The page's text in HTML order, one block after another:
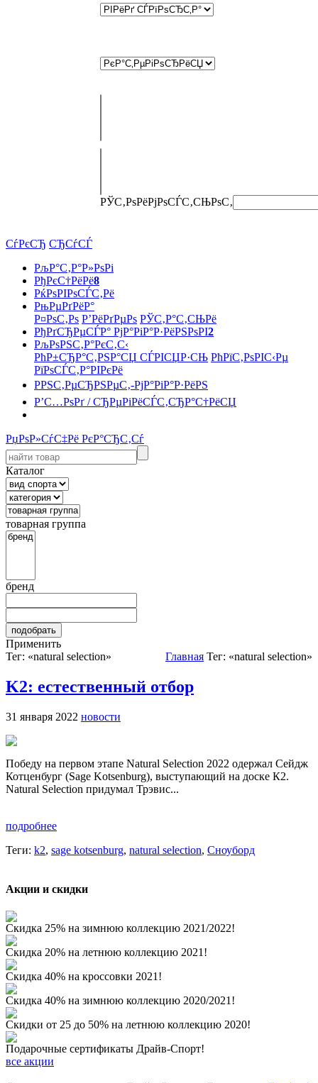
РЎС‚РѕРёРјРѕСЃС‚СЊРѕС‚
СѓРєСЂ СЂСѓСЃ
РљР°С‚Р°Р»РѕРі
РђРєС†РёРё8
РќРѕРІРѕСЃС‚Рё
РњРµРґРёР°
Р¤РѕС‚Рѕ Р’РёРґРµРѕ РЎС‚Р°С‚СЊРё
РђРґСЂРµСЃР° РјР°РіР°Р·РёРЅРѕРІ2
РљРѕРЅС‚Р°РєС‚С‹
РћР±СЂР°С‚РЅР°СЏ СЃРІСЏР·СЊ РћРїС‚РѕРІС‹Рµ
РїРѕСЃС‚Р°РІРєРё
РРЅС‚РµСЂРЅРµС‚-РјР°РіР°Р·РёРЅ
Р’С…РѕРґ / СЂРµРіРёСЃС‚СЂР°С†РёСЏ
РџРѕР»СѓС‡Рё РєР°СЂС‚Сѓ
Каталог
товарная группа
бренд
Применить
Тег: «natural selection»
Главная Тег: «natural selection»
K2: естественный отбор
31 января 2022 новости
Победу на первом этапе Natural Selection 2022 одержал Cейдж
Котценбург (Sage Kotsenburg), выступающий на доске К2.
Natural Selection придумал Трэвис...
подробнее
Теги: k2, sage kotsenburg, natural selection, Сноуборд
Акции и скидки
Скидка 25% на зимнюю коллекцию 2021/2022!
Скидка 20% на летнюю коллекцию 2021!
Скидка 40% на кроссовки 2021!
Скидка 40% на зимнюю коллекцию 2020/2021!
Скидки от 25 до 50% на летнюю коллекцию 2020!
Подарочные сертификаты Драйв-Спорт!
все акции